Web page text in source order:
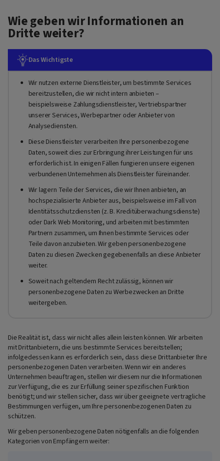
Wie geben wir Informationen an
Dritte weiter?
Das Wichtigste
Wir nutzen externe Dienstleister, um bestimmte Services
bereitzustellen, die wir nicht intern anbieten –
beispielsweise Zahlungsdienstleister, Vertriebspartner
unserer Services, Werbepartner oder Anbieter von
Analysediensten.
Diese Dienstleister verarbeiten Ihre personenbezogene
Daten, soweit dies zur Erbringung ihrer Leistungen für uns
erforderlich ist. In einigen Fällen fungieren unsere eigenen
verbundenen Unternehmen als Dienstleister füreinander.
Wir lagern Teile der Services, die wir Ihnen anbieten, an
hochspezialisierte Anbieter aus, beispielsweise im Fall von
Identitätsschutzdiensten (z. B. Kreditüberwachungsdienste)
oder Dark Web Monitoring, und arbeiten mit bestimmten
Partnern zusammen, um Ihnen bestimmte Services oder
Teile davon anzubieten. Wir geben personenbezogene
Daten zu diesen Zwecken gegebenenfalls an diese Anbieter
weiter.
Soweit nach geltendem Recht zulässig, können wir
personenbezogene Daten zu Werbezwecken an Dritte
weitergeben.
Die Realität ist, dass wir nicht alles allein leisten können. Wir arbeiten
mit Drittanbietern, die uns bestimmte Services bereitstellen;
infolgedessen kann es erforderlich sein, dass diese Drittanbieter Ihre
personenbezogenen Daten verarbeiten. Wenn wir ein anderes
Unternehmen beauftragen, stellen wir diesem nur die Informationen
zur Verfügung, die es zur Erfüllung seiner spezifischen Funktion
benötigt; und wir stellen sicher, dass wir über geeignete vertragliche
Bestimmungen verfügen, um Ihre personenbezogenen Daten zu
schützen.
Wir geben personenbezogene Daten nötigenfalls an die folgenden
Kategorien von Empfängern weiter: